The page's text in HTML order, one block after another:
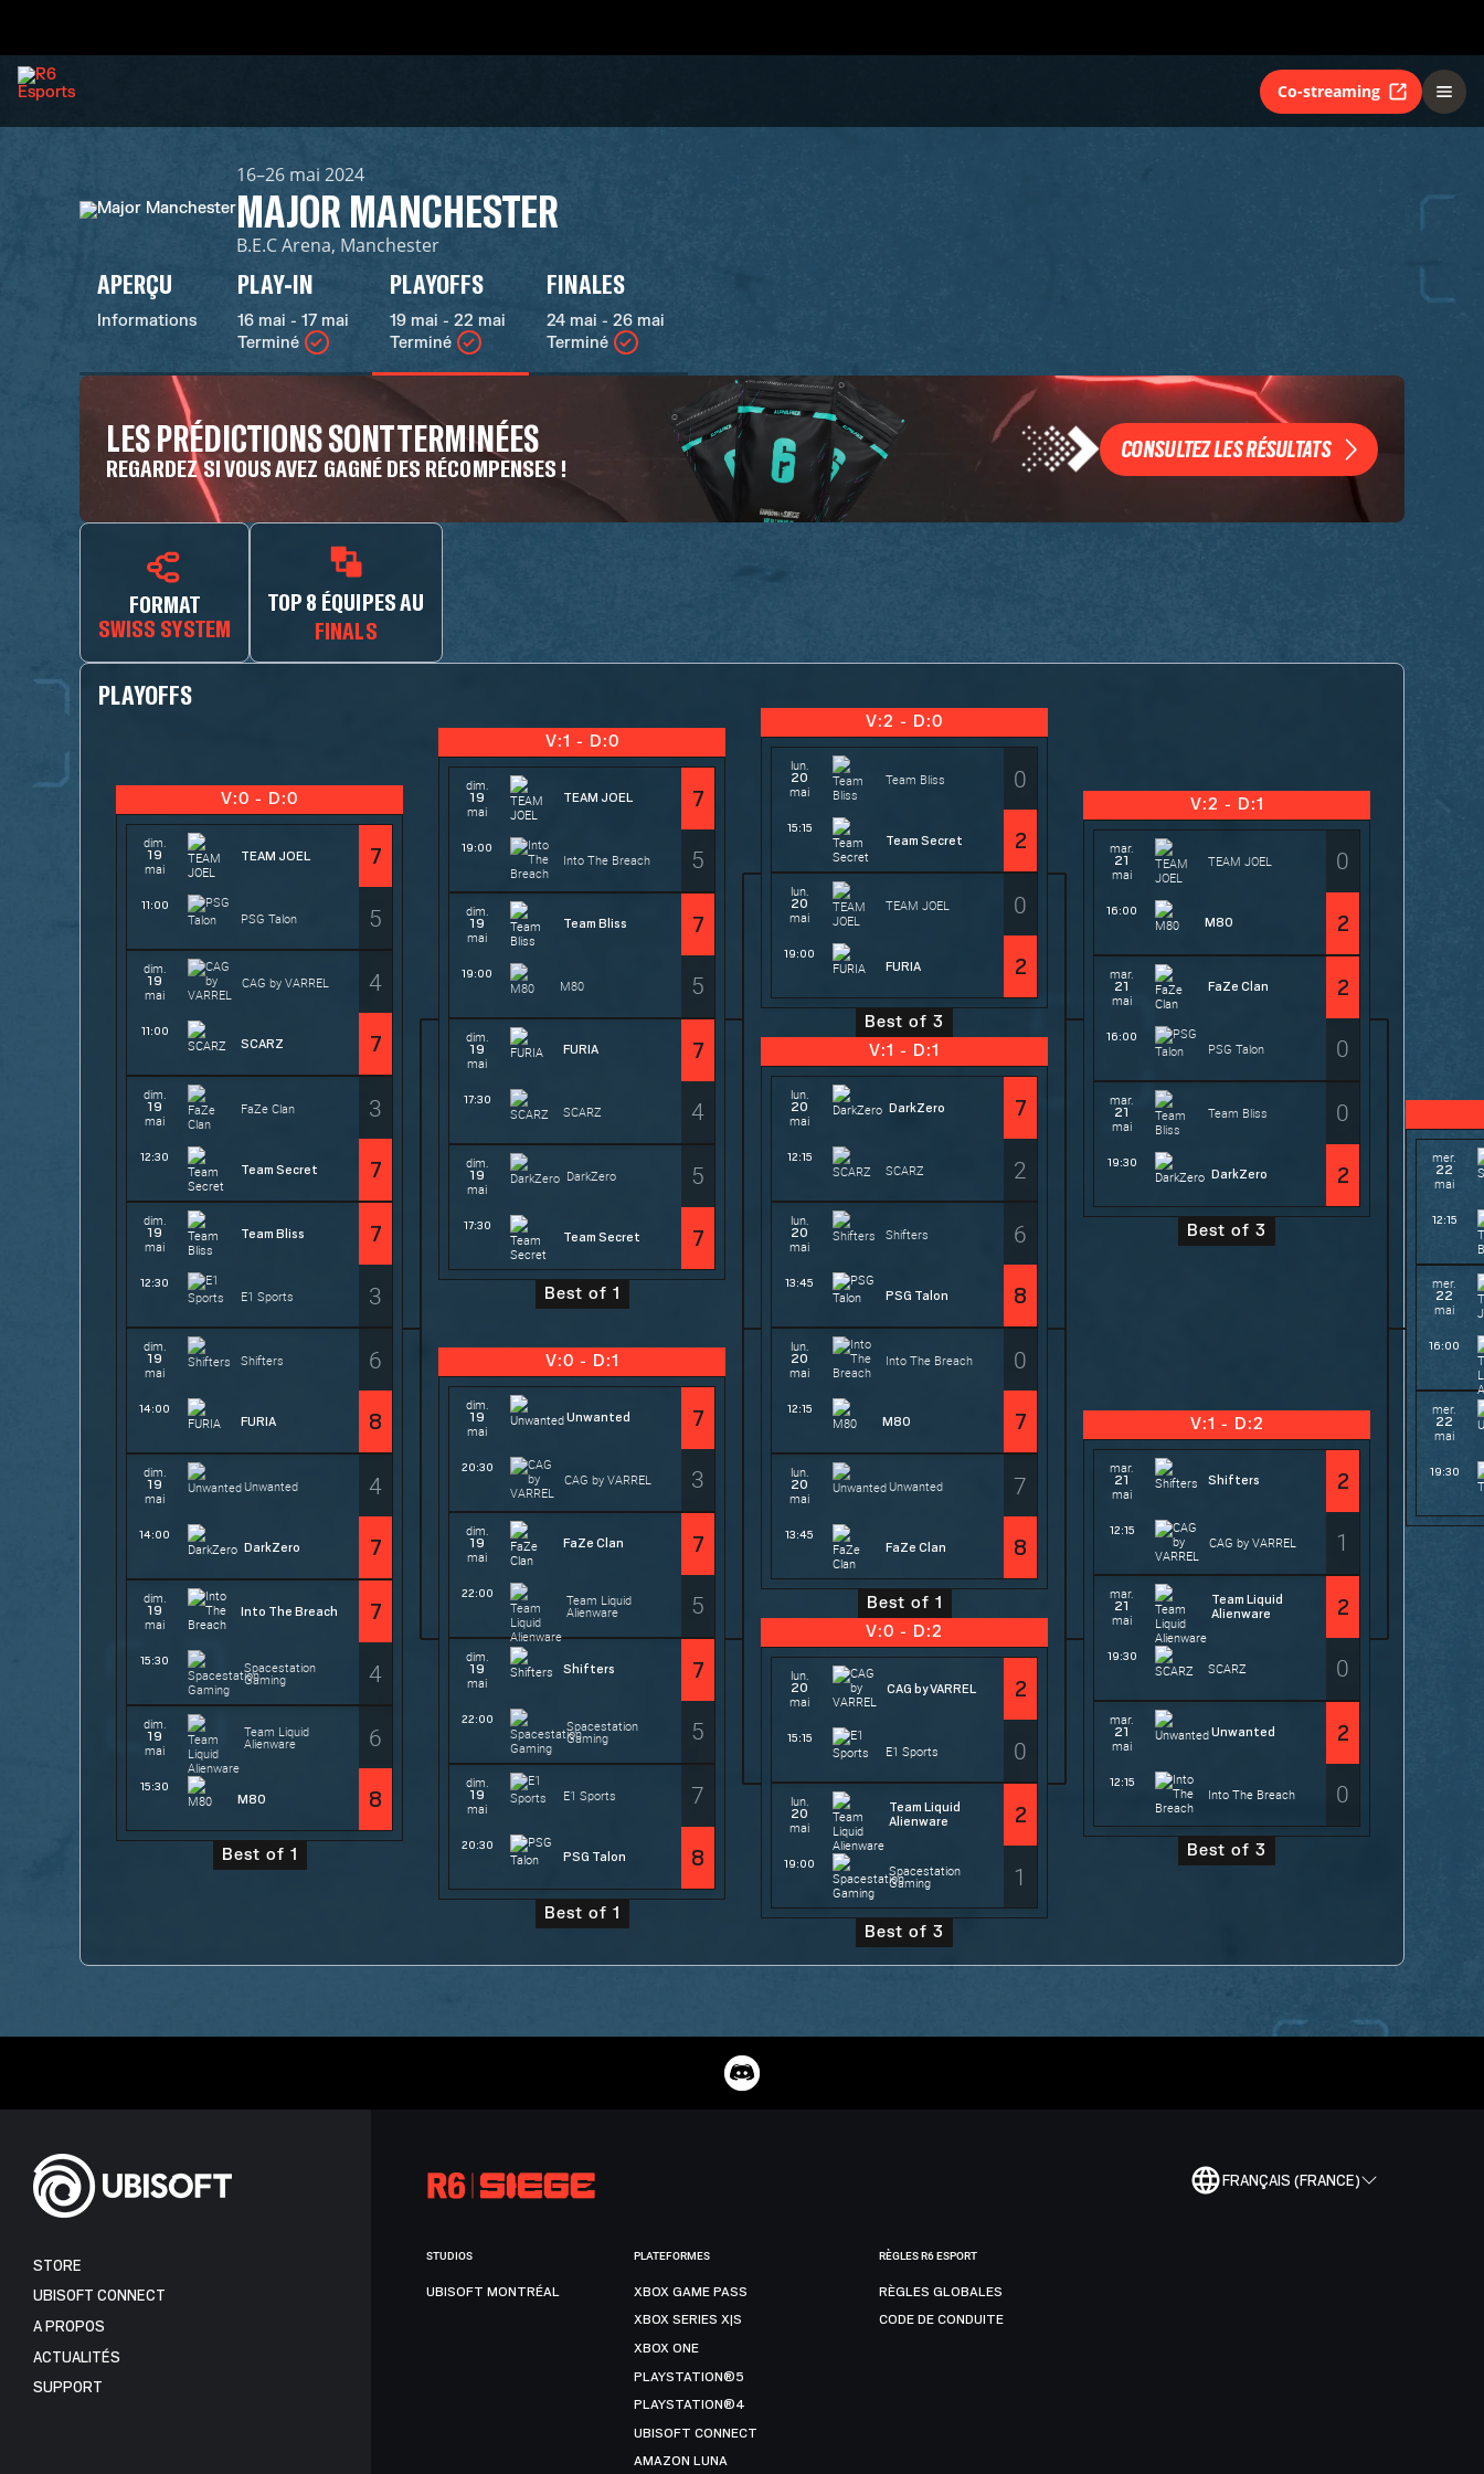
Co-streaming
16–26 mai 2024
MAJOR MANCHESTER
B.E.C Arena, Manchester
APERÇU
Informations
PLAY-IN
16 mai - 17 mai
Terminé
PLAYOFFS
19 mai - 22 mai
Terminé
FINALES
24 mai - 26 mai
Terminé
LES PRÉDICTIONS SONT TERMINÉES
REGARDEZ SI VOUS AVEZ GAGNÉ DES RÉCOMPENSES !
CONSULTEZ LES RÉSULTATS
FORMAT
SWISS SYSTEM
TOP 8 ÉQUIPES AU
FINALS
PLAYOFFS
V:0 - D:0
dim.
19
mai
11:00
TEAM JOEL 7
PSG Talon 5
dim.
19
mai
11:00
CAG by VARREL 4
SCARZ 7
dim.
19
mai
12:30
FaZe Clan 3
Team Secret 7
dim.
19
mai
12:30
Team Bliss 7
E1 Sports 3
dim.
19
mai
14:00
Shifters 6
FURIA 8
dim.
19
mai
14:00
Unwanted 4
DarkZero 7
dim.
19
mai
15:30
Into The Breach 7
Spacestation
Gaming 4
dim.
19
mai
15:30
Team Liquid
Alienware 6
M80 8
Best of 1
V:1 - D:0
dim.
19
mai
19:00
TEAM JOEL 7
Into The Breach 5
dim.
19
mai
19:00
Team Bliss 7
M80 5
dim.
19
mai
17:30
FURIA 7
SCARZ 4
dim.
19
mai
17:30
DarkZero 5
Team Secret 7
Best of 1
V:0 - D:1
dim.
19
mai
20:30
Unwanted 7
CAG by VARREL 3
dim.
19
mai
22:00
FaZe Clan 7
Team Liquid
Alienware 5
dim.
19
mai
22:00
Shifters 7
Spacestation
Gaming 5
dim.
19
mai
20:30
E1 Sports 7
PSG Talon 8
Best of 1
V:2 - D:0
lun.
20
mai
15:15
Team Bliss 0
Team Secret 2
lun.
20
mai
19:00
TEAM JOEL 0
FURIA 2
Best of 3
V:1 - D:1
lun.
20
mai
12:15
DarkZero 7
SCARZ 2
lun.
20
mai
13:45
Shifters 6
PSG Talon 8
lun.
20
mai
12:15
Into The Breach 0
M80 7
lun.
20
mai
13:45
Unwanted 7
FaZe Clan 8
Best of 1
V:0 - D:2
lun.
20
mai
15:15
CAG by VARREL 2
E1 Sports 0
lun.
20
mai
19:00
Team Liquid
Alienware
2
Spacestation
Gaming 1
Best of 3
V:2 - D:1
mar.
21
mai
16:00
TEAM JOEL 0
M80 2
mar.
21
mai
16:00
FaZe Clan 2
PSG Talon 0
mar.
21
mai
19:30
Team Bliss 0
DarkZero 2
Best of 3
V:1 - D:2
mar.
21
mai
12:15
Shifters 2
CAG by VARREL 1
mar.
21
mai
19:30
Team Liquid
Alienware
2
SCARZ 0
mar.
21
mai
12:15
Unwanted 2
Into The Breach 0
Best of 3
mer.
22
mai
12:15
mer.
22
mai
16:00
mer.
22
mai
19:30
FRANÇAIS (FRANCE)
STORE
UBISOFT CONNECT
A PROPOS
ACTUALITÉS
SUPPORT
STUDIOS
UBISOFT MONTRÉAL
PLATEFORMES
XBOX GAME PASS
XBOX SERIES X|S
XBOX ONE
PLAYSTATION®5
PLAYSTATION®4
UBISOFT CONNECT
AMAZON LUNA
RÈGLES R6 ESPORT
RÈGLES GLOBALES
CODE DE CONDUITE